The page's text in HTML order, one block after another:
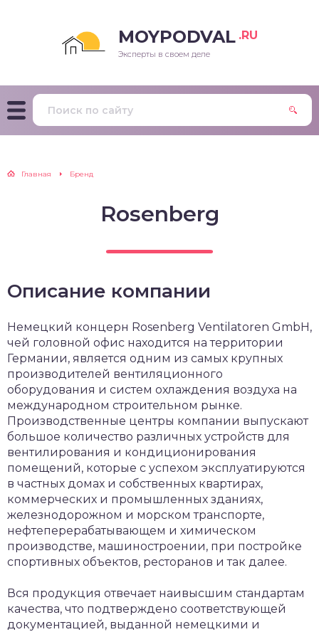
MOYPODVAL .RU
Эксперты в своем деле
Главная Бренд
Rosenberg
Описание компании
Немецкий концерн Rosenberg Ventilatoren GmbH,
чей головной офис находится на территории
Германии, является одним из самых крупных
производителей вентиляционного
оборудования и систем охлаждения воздуха на
международном строительном рынке.
Производственные центры компании выпускают
большое количество различных устройств для
вентилирования и кондиционирования
помещений, которые с успехом эксплуатируются
в частных домах и собственных квартирах,
коммерческих и промышленных зданиях,
железнодорожном и морском транспорте,
нефтеперерабатывающем и химическом
производстве, машиностроении, при постройке
спортивных объектов, ресторанов и так далее.
Вся продукция отвечает наивысшим стандартам
качества, что подтверждено соответствующей
документацией, выданной немецкими и